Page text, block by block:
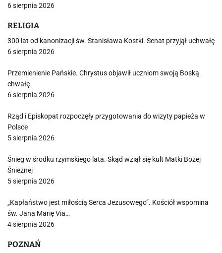
6 sierpnia 2026
RELIGIA
300 lat od kanonizacji św. Stanisława Kostki. Senat przyjął uchwałę
6 sierpnia 2026
Przemienienie Pańskie. Chrystus objawił uczniom swoją Boską
chwałę
6 sierpnia 2026
Rząd i Episkopat rozpoczęły przygotowania do wizyty papieża w
Polsce
5 sierpnia 2026
Śnieg w środku rzymskiego lata. Skąd wziął się kult Matki Bożej
Śnieżnej
5 sierpnia 2026
„Kapłaństwo jest miłością Serca Jezusowego”. Kościół wspomina
św. Jana Marię Via…
4 sierpnia 2026
POZNAŃ